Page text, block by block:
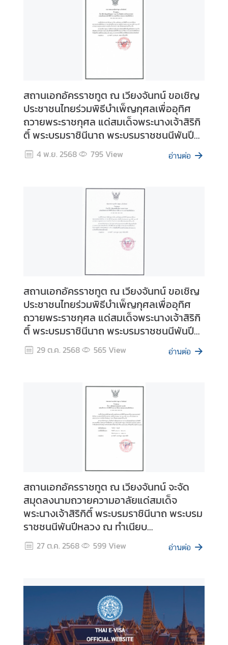
ช
า
ม
ติ
น
อ
ร
สถานเอกอัครราชทูต ณ เวียงจันทน์ ขอเชิญ
ประชาชนไทยร่วมพิธีบำเพ็ญกุศลเพื่ออุทิศ
ถวายพระราชกุศล แด่สมเด็จพระนางเจ้าสิริกิ
ติ์ พระบรมราชินีนาถ พระบรมราชชนนีพันปี
หลวง ในโอกาสเสด็จสวรรคตครบปัณรสมวาร
(๑๕ วัน)
4 พ.ย. 2568 795View อ่านต่อ
สถานเอกอัครราชทูต ณ เวียงจันทน์ ขอเชิญ
ประชาชนไทยร่วมพิธีบำเพ็ญกุศลเพื่ออุทิศ
ถวายพระราชกุศล แด่สมเด็จพระนางเจ้าสิริกิ
ติ์ พระบรมราชินีนาถ พระบรมราชชนนีพันปี
หลวง ในโอกาสเสด็จสวรรคตครบสัตตมวาร
(๗ วัน) ในวันพฤหัสบดีที่ ๓๐ ตุลาคม ๒๕๖๘
29 ต.ค. 2568 565View อ่านต่อ
สถานเอกอัครราชทูต ณ เวียงจันทน์ จะจัด
สมุดลงนามถวายความอาลัยแด่สมเด็จ
พระนางเจ้าสิริกิติ์ พระบรมราชินีนาถ พระบรม
ราชชนนีพันปีหลวง ณ ทำเนียบ
เอกอัครราชทูต ณ เวียงจันทน์
27 ต.ค. 2568 599View อ่านต่อ